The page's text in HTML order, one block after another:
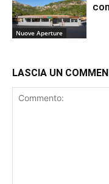
Nuove Aperture
LASCIA UN